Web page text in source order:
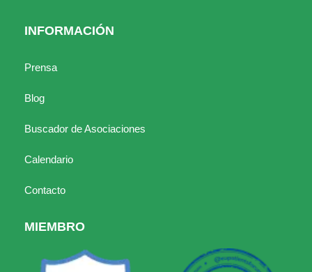
INFORMACIÓN
Prensa
Blog
Buscador de Asociaciones
Calendario
Contacto
MIEMBRO